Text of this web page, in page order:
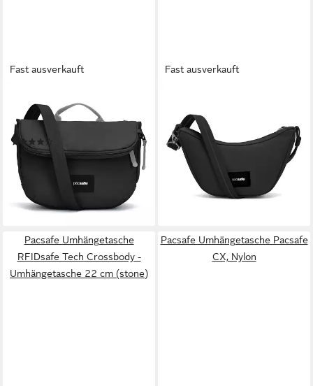
Fast ausverkauft
Umhängetasche Pacsafe Go,
Polyester
ab 67,92 € UVP79,90 €
-15%
lieferbar - in 2-3 Werktagen bei dir
Fast ausverkauft
Polyester
ab 59,90 €
lieferbar - in 2-3 Werktagen bei dir
Pacsafe Umhängetasche
RFIDsafe Tech Crossbody -
Umhängetasche 22 cm (stone)
Pacsafe Umhängetasche Pacsafe
CX, Nylon